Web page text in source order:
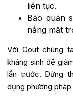
liên tục.
Bảo quản
nắng mặt
Với Gout chúng
kháng sinh để
lần trước. Đừng
dụng phương pháp